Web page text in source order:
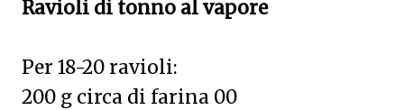
Ravioli di tonno al vapore
Per 18-20 ravioli:
200 g circa di farina 00